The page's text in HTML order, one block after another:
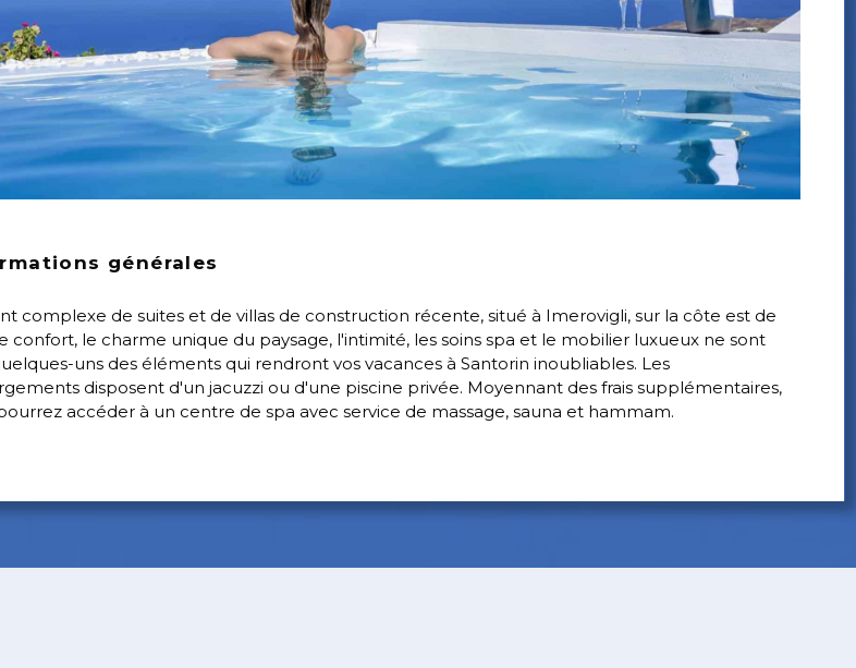
générales
complexe de suites et de villas de construction récente, situé à Imerovigli, sur la côte est de
confort, le charme unique du paysage, l'intimité, les soins spa et le mobilier luxueux ne sont
uns des éléments qui rendront vos vacances à Santorin inoubliables. Les
disposent d'un jacuzzi ou d'une piscine privée. Moyennant des frais supplémentaires,
accéder à un centre de spa avec service de massage, sauna et hammam.